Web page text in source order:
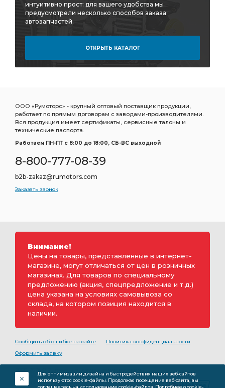
интуитивно прост: для вашего удобства мы
предусмотрели несколько способов заказа
автозапчастей.
ОТКРЫТЬ КАТАЛОГ
ООО «Румоторс» - крупный оптовый поставщик продукции,
работает по прямым договорам с заводами-производителями.
Вся продукция имеет сертификаты, сервисные талоны и
технические паспорта.
Работаем ПН-ПТ c 8:00 до 18:00, СБ-ВС выходной
8-800-777-08-39
b2b-zakaz@rumotors.com
Заказать звонок
Внимание!
Цены на товары, представленные в интернет-
магазине, могут отличаться от цен в розничных
магазинах. Для товаров по специальному
предложению (акция, спецпредложение и т.д.)
цена указана на условиях самовывоза со
склада, на котором позиция находится в
наличии.
Сообщить об ошибке на сайте
Политика конфиденциальности
Оформить заявку
обозначением ООО «РуМоторс». Все права на
разработку принадлежат ООО «Румоторс». Не является
Для оптимизации дизайна и быстродействия наших веб-сайтов
используются cookie-файлы. Продолжая посещение веб-сайта, вы
соглашаетесь на использование cookie-файлов. Подробнее о cookie-